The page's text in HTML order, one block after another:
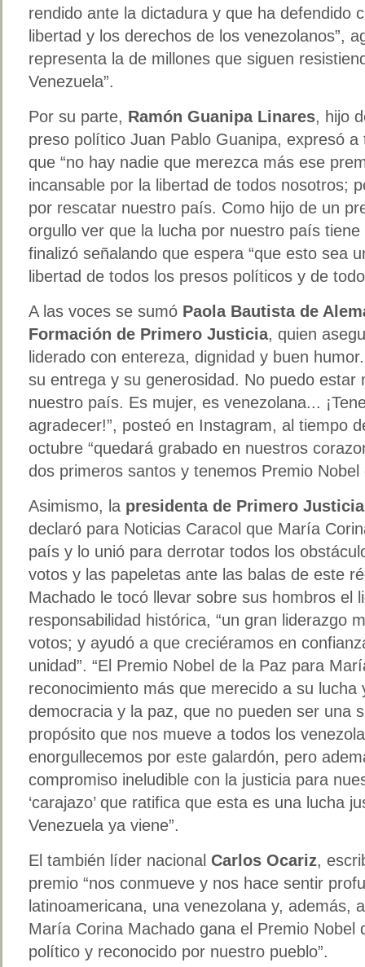
rendido ante la dictadura y que ha defendido
libertad y los derechos de los venezolanos”,
representa la de millones que siguen
Venezuela”.
Por su parte, Ramón Guanipa Linares, hijo
preso político Juan Pablo Guanipa, expresó
que “no hay nadie que merezca más ese
incansable por la libertad de todos nosotros;
por rescatar nuestro país. Como hijo de un
orgullo ver que la lucha por nuestro país
finalizó señalando que espera “que esto sea
libertad de todos los presos políticos y de
A las voces se sumó Paola Bautista de
Formación de Primero Justicia, quien
liderado con entereza, dignidad y buen
su entrega y su generosidad. No puedo estar
nuestro país. Es mujer, es venezolana...
agradecer!”, posteó en Instagram, al tiempo
octubre “quedará grabado en nuestros
dos primeros santos y tenemos Premio Nobel
Asimismo, la presidenta de Primero
declaró para Noticias Caracol que María
país y lo unió para derrotar todos los
votos y las papeletas ante las balas de este
Machado le tocó llevar sobre sus hombros el
responsabilidad histórica, “un gran liderazgo
votos; y ayudó a que creciéramos en
unidad”. “El Premio Nobel de la Paz para
reconocimiento más que merecido a su lucha
democracia y la paz, que no pueden ser una
propósito que nos mueve a todos los
enorgullecemos por este galardón, pero
compromiso ineludible con la justicia para
‘carajazo’ que ratifica que esta es una lucha
Venezuela ya viene”.
El también líder nacional Carlos Ocariz,
premio “nos conmueve y nos hace sentir
latinoamericana, una venezolana y, además,
María Corina Machado gana el Premio Nobel
político y reconocido por nuestro pueblo”.